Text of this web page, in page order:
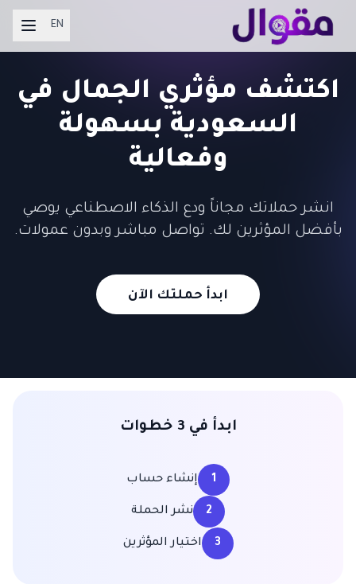
EN
اكتشف مؤثري الجمال في
السعودية بسهولة
وفعالية
انشر حملاتك مجاناً ودع الذكاء الاصطناعي يوصي
بأفضل المؤثرين لك. تواصل مباشر وبدون عمولات.
ابدأ حملتك الآن
ابدأ في 3 خطوات
1 إنشاء حساب
2 نشر الحملة
3 اختيار المؤثرين